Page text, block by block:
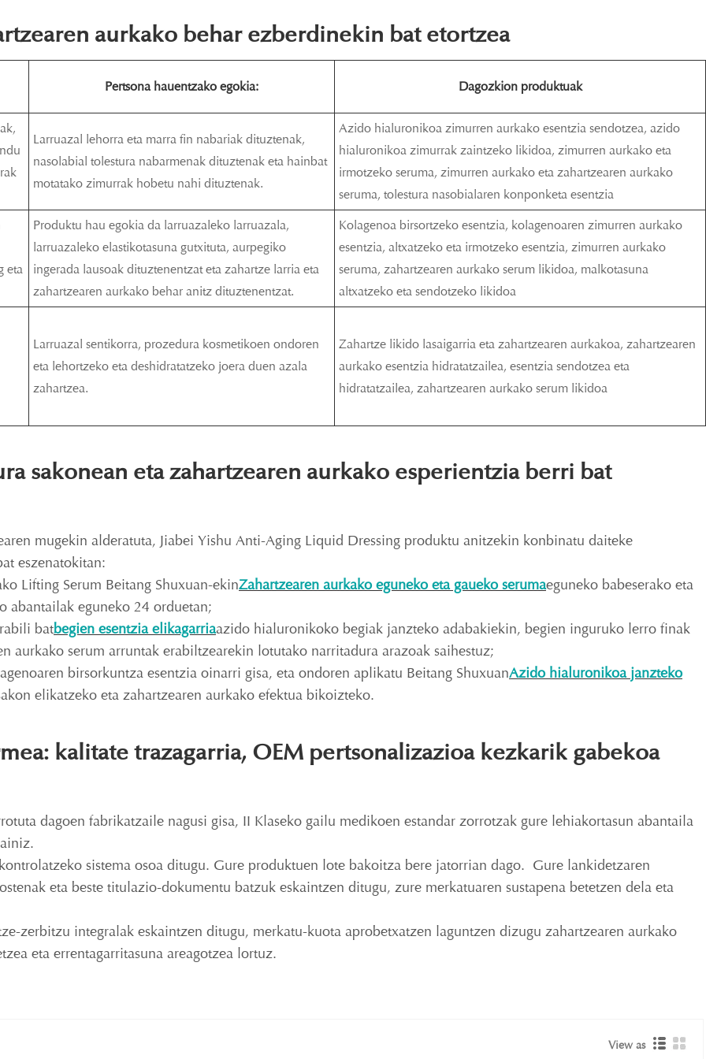
aurkako behar ezberdinekin bat etortzea
Pertsona hauentzako egokia: Dagozkion produktuak
Larruazal lehorra eta marra fin nabariak dituztenak,
nasolabial tolestura nabarmenak dituztenak eta hainbat
motatako zimurrak hobetu nahi dituztenak.
Azido hialuronikoa zimurren aurkako esentzia sendotzea, azido
hialuronikoa zimurrak zaintzeko likidoa, zimurren aurkako eta
irmotzeko seruma, zimurren aurkako eta zahartzearen aurkako
seruma, tolestura nasobialaren konponketa esentzia
eta
Produktu hau egokia da larruazaleko larruazala,
larruazaleko elastikotasuna gutxituta, aurpegiko
ingerada lausoak dituztenentzat eta zahartze larria eta
zahartzearen aurkako behar anitz dituztenentzat.
Kolagenoa birsortzeko esentzia, kolagenoaren zimurren aurkako
esentzia, altxatzeko eta irmotzeko esentzia, zimurren aurkako
seruma, zahartzearen aurkako serum likidoa, malkotasuna
altxatzeko eta sendotzeko likidoa
Larruazal sentikorra, prozedura kosmetikoen ondoren
eta lehortzeko eta deshidratatzeko joera duen azala
zahartzea.
Zahartze likido lasaigarria eta zahartzearen aurkakoa, zahartzearen
aurkako esentzia hidratatzailea, esentzia sendotzea eta
hidratatzailea, zahartzearen aurkako serum likidoa
sakonean eta zahartzearen aurkako esperientzia berri bat
mugekin alderatuta, Jiabei Yishu Anti-Aging Liquid Dressing produktu anitzekin konbinatu daiteke
eszenatokitan:
Lifting Serum Beitang Shuxuan-ekinZahartzearen aurkako eguneko eta gaueko serumaeguneko babeserako eta
abantailak eguneko 24 orduetan;
batbegien esentzia elikagarriaazido hialuronikoko begiak janzteko adabakiekin, begien inguruko lerro finak
aurkako serum arruntak erabiltzearekin lotutako narritadura arazoak saihestuz;
birsorkuntza esentzia oinarri gisa, eta ondoren aplikatu Beitang ShuxuanAzido hialuronikoa janzteko
elikatzeko eta zahartzearen aurkako efektua bikoizteko.
kalitate trazagarria, OEM pertsonalizazioa kezkarik gabekoa
dagoen fabrikatzaile nagusi gisa, II Klaseko gailu medikoen estandar zorrotzak gure lehiakortasun abantaila
sistema osoa ditugu. Gure produktuen lote bakoitza bere jatorrian dago. Gure lankidetzaren
eta beste titulazio-dokumentu batzuk eskaintzen ditugu, zure merkatuaren sustapena betetzen dela eta
zerbitzu integralak eskaintzen ditugu, merkatu-kuota aprobetxatzen laguntzen dizugu zahartzearen aurkako
eta errentagarritasuna areagotzea lortuz.
View as